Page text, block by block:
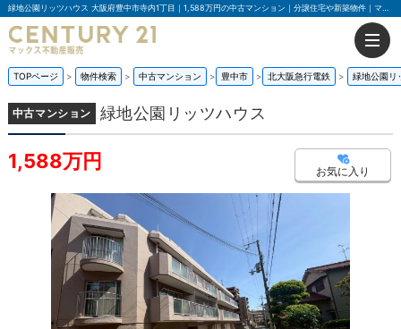
TOPページ 物件検索 中古マンション 豊中市 北大阪急行電鉄 緑地公園リ
中古マンション 緑地公園リッツハウス
1,588万円 お気に入り